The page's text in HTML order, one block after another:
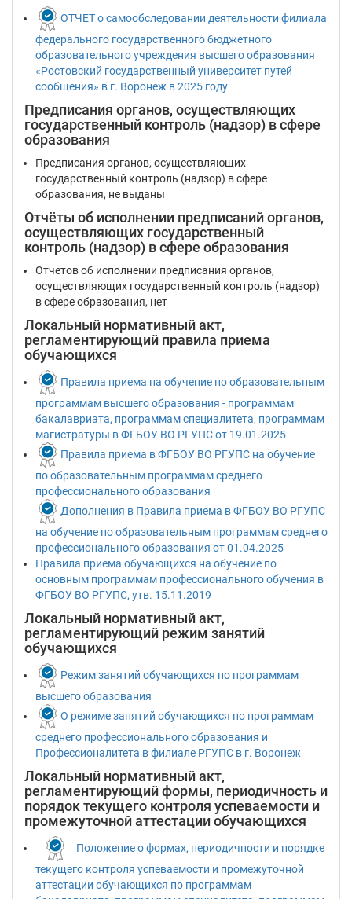
ОТЧЕТ о самообследовании деятельности филиала
федерального государственного бюджетного
образовательного учреждения высшего образования
«Ростовский государственный университет путей
сообщения» в г. Воронеж в 2025 году
Предписания органов, осуществляющих
государственный контроль (надзор) в сфере
образования
Предписания органов, осуществляющих
государственный контроль (надзор) в сфере
образования, не выданы
Отчёты об исполнении предписаний органов,
осуществляющих государственный
контроль (надзор) в сфере образования
Отчетов об исполнении предписания органов,
осуществляющих государственный контроль (надзор)
в сфере образования, нет
Локальный нормативный акт,
регламентирующий правила приема
обучающихся
Правила приема на обучение по образовательным
программам высшего образования - программам
бакалавриата, программам специалитета, программам
магистратуры в ФГБОУ ВО РГУПС от 19.01.2025
Правила приема в ФГБОУ ВО РГУПС на обучение
по образовательным программам среднего
профессионального образования
Дополнения в Правила приема в ФГБОУ ВО РГУПС
на обучение по образовательным программам среднего
профессионального образования от 01.04.2025
Правила приема обучающихся на обучение по
основным программам профессионального обучения в
ФГБОУ ВО РГУПС, утв. 15.11.2019
Локальный нормативный акт,
регламентирующий режим занятий
обучающихся
Режим занятий обучающихся по программам
высшего образования
О режиме занятий обучающихся по программам
среднего профессионального образования и
Профессионалитета в филиале РГУПС в г. Воронеж
Локальный нормативный акт,
регламентирующий формы, периодичность и
порядок текущего контроля успеваемости и
промежуточной аттестации обучающихся
Положение о формах, периодичности и порядке
текущего контроля успеваемости и промежуточной
аттестации обучающихся по программам